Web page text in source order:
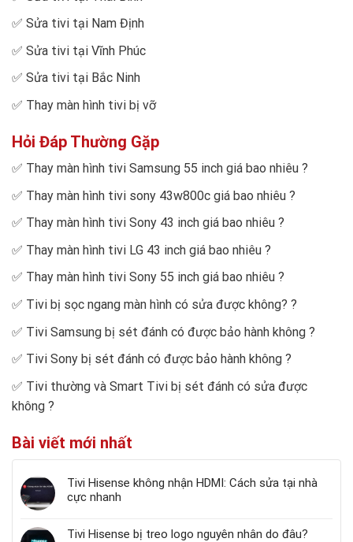
✅ Sửa tivi tại Nam Định
✅ Sửa tivi tại Vĩnh Phúc
✅ Sửa tivi tại Bắc Ninh
✅ Thay màn hình tivi bị vỡ
Hỏi Đáp Thường Gặp
✅ Thay màn hình tivi Samsung 55 inch giá bao nhiêu ?
✅ Thay màn hình tivi sony 43w800c giá bao nhiêu ?
✅ Thay màn hình tivi Sony 43 inch giá bao nhiêu ?
✅ Thay màn hình tivi LG 43 inch giá bao nhiêu ?
✅ Thay màn hình tivi Sony 55 inch giá bao nhiêu ?
✅ Tivi bị sọc ngang màn hình có sửa được không? ?
✅ Tivi Samsung bị sét đánh có được bảo hành không ?
✅ Tivi Sony bị sét đánh có được bảo hành không ?
✅ Tivi thường và Smart Tivi bị sét đánh có sửa được
không ?
Bài viết mới nhất
Tivi Hisense không nhận HDMI: Cách sửa tại nhà
cực nhanh
Tivi Hisense bị treo logo nguyên nhân do đâu?